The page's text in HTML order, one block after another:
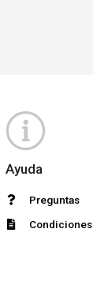
Ayuda
Preguntas
Condiciones